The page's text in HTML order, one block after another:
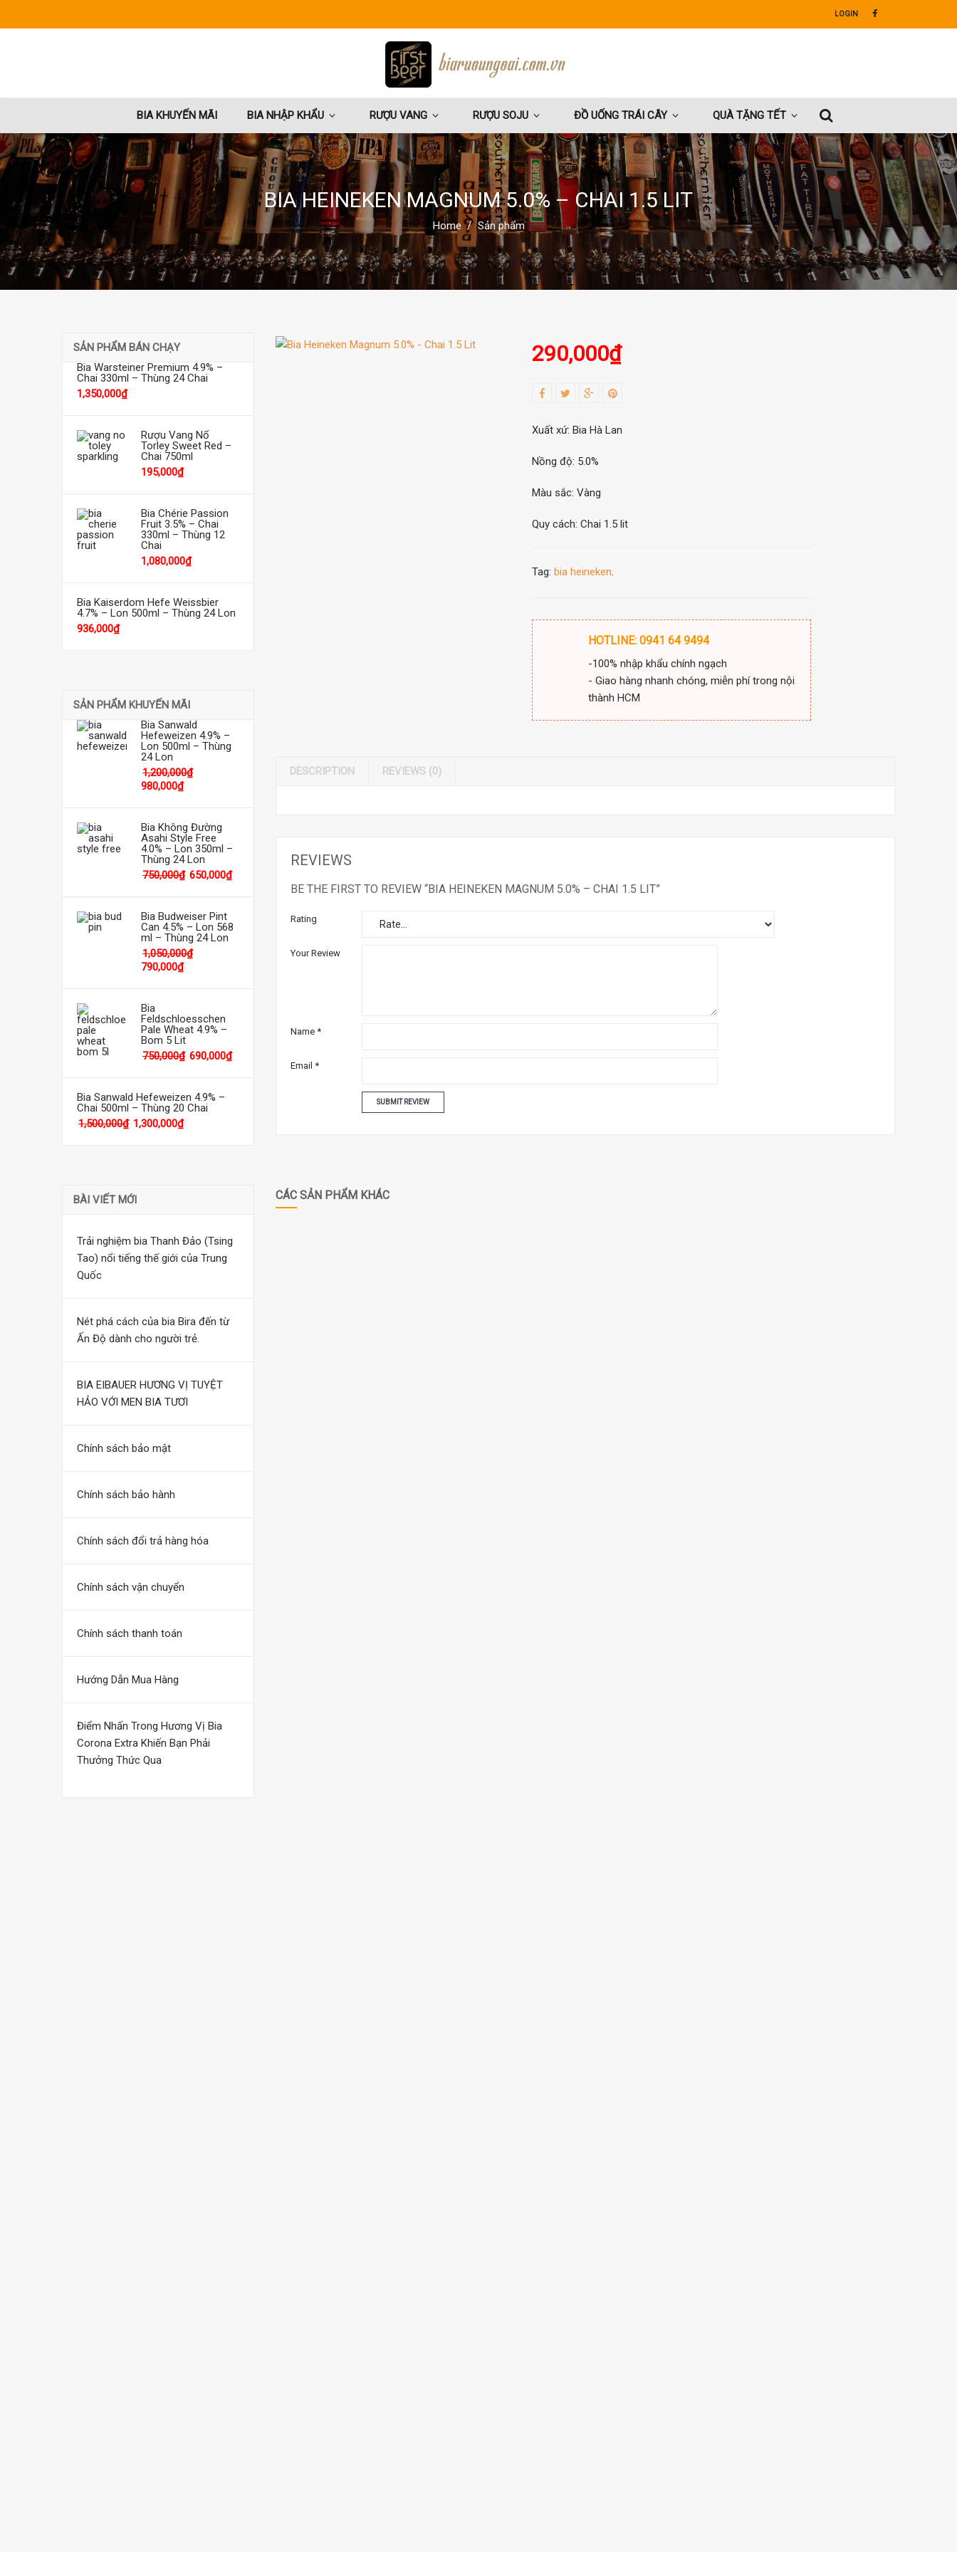
LOGIN
BIA KHUYẾN MÃI BIA NHẬP KHẨU RƯỢU VANG RƯỢU SOJU ĐỒ UỐNG TRÁI CÂY QUÀ TẶNG TẾT
BIA HEINEKEN MAGNUM 5.0% – CHAI 1.5 LIT
Home Sản phẩm
SẢN PHẨM BÁN CHẠY
Bia Warsteiner Premium 4.9% –
Chai 330ml – Thùng 24 Chai
1,350,000₫
Rượu Vang Nổ
Torley Sweet Red –
Chai 750ml
195,000₫
Bia Chérie Passion
Fruit 3.5% – Chai
330ml – Thùng 12
Chai
1,080,000₫
Bia Kaiserdom Hefe Weissbier
4.7% – Lon 500ml – Thùng 24 Lon
936,000₫
SẢN PHẨM KHUYẾN MÃI
Bia Sanwald
Hefeweizen 4.9% –
Lon 500ml – Thùng
24 Lon
1,200,000₫
980,000₫
Bia Không Đường
Asahi Style Free
4.0% – Lon 350ml –
Thùng 24 Lon
750,000₫ 650,000₫
Bia Budweiser Pint
Can 4.5% – Lon 568
ml – Thùng 24 Lon
1,050,000₫
790,000₫
Bia
Feldschloesschen
Pale Wheat 4.9% –
Bom 5 Lit
750,000₫ 690,000₫
Bia Sanwald Hefeweizen 4.9% –
Chai 500ml – Thùng 20 Chai
1,500,000₫ 1,300,000₫
BÀI VIẾT MỚI
Trải nghiệm bia Thanh Đảo (Tsing
Tao) nổi tiếng thế giới của Trung
Quốc
Nét phá cách của bia Bira đến từ
Ấn Độ dành cho người trẻ.
BIA EIBAUER HƯƠNG VỊ TUYỆT
HẢO VỚI MEN BIA TƯƠI
Chính sách bảo mật
Chính sách bảo hành
Chính sách đổi trả hàng hóa
Chính sách vận chuyển
Chính sách thanh toán
Hướng Dẫn Mua Hàng
Điểm Nhấn Trong Hương Vị Bia
Corona Extra Khiến Bạn Phải
Thưởng Thức Qua
290,000₫
Xuất xứ: Bia Hà Lan
Nồng độ: 5.0%
Màu sắc: Vàng
Quy cách: Chai 1.5 lit
Tag: bia heineken.
HOTLINE: 0941 64 9494
-100% nhập khẩu chính ngạch
- Giao hàng nhanh chóng, miễn phí trong nội
thành HCM
DESCRIPTION REVIEWS (0)
REVIEWS
BE THE FIRST TO REVIEW “BIA HEINEKEN MAGNUM 5.0% – CHAI 1.5 LIT”
Rating
Your Review
Name *
Email *
CÁC SẢN PHẨM KHÁC